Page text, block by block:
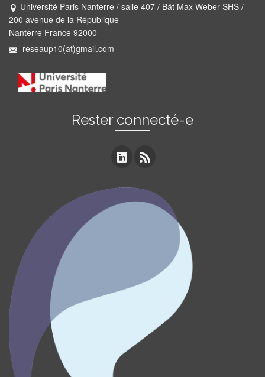
Université Paris Nanterre / salle 407 / Bât Max Weber-SHS /
200 avenue de la République
Nanterre France 92000
reseaup10(at)gmail.com
Rester connecté-e